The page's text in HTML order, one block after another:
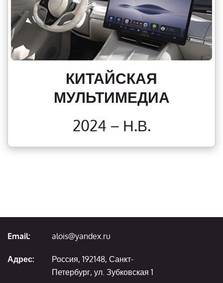
КИТАЙСКАЯ
МУЛЬТИМЕДИА
2024 – Н.В.
Email: alois@yandex.ru
Адрес:
Россия, 192148, Санкт-
Петербург, ул. Зубковская 1